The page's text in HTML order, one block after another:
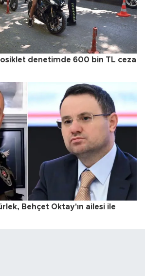
denetimde 600 bin TL ceza
Behçet Oktay'ın ailesi ile